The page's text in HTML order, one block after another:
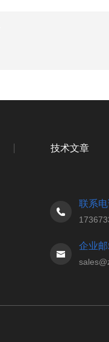
技术文章
联系
企业邮